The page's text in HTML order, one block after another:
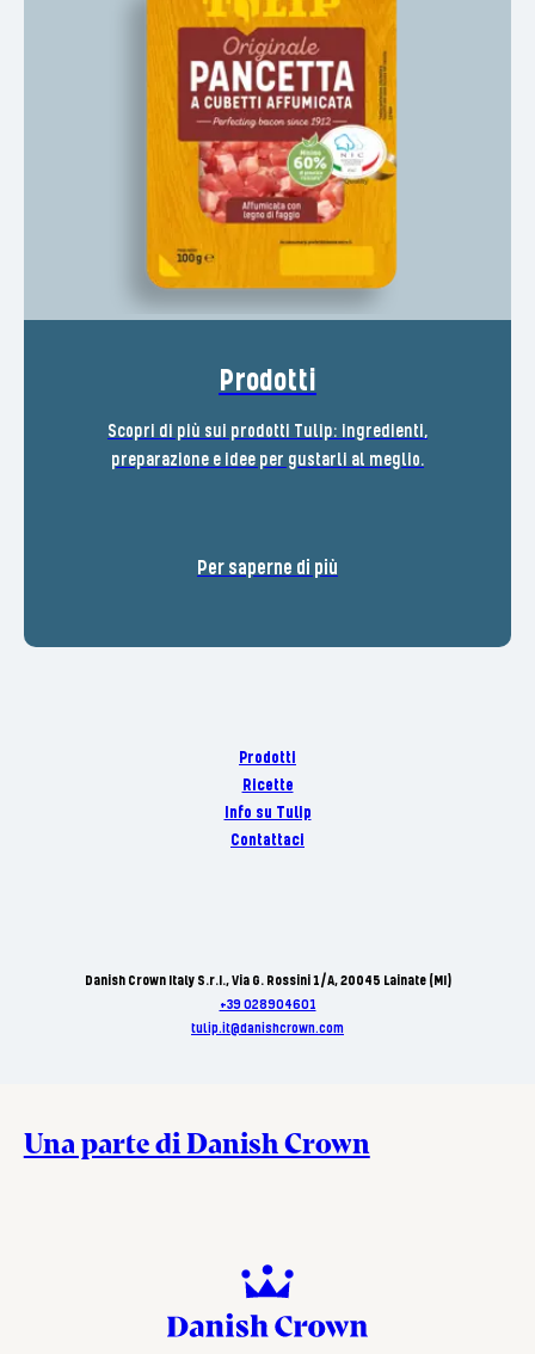
Prodotti
Scopri di più sui prodotti Tulip: ingredienti,
preparazione e idee per gustarli al meglio.
Per saperne di più
Prodotti
Ricette
Info su Tulip
Contattaci
Danish Crown Italy S.r.I., Via G. Rossini 1/A, 20045 Lainate (MI)
+39 028904601
tulip.it@danishcrown.com
Una parte di Danish Crown